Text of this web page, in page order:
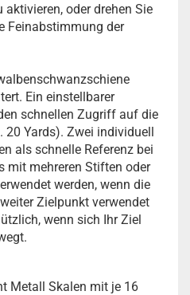
oder drehen Sie
Feinabstimmung der
Ein einstellbarer
schnellen Zugriff auf die
20 Yards). Zwei individuell
als schnelle Referenz bei
mit mehreren Stiften oder
werden, wenn die
Zielpunkt verwendet
wenn sich Ihr Ziel
Metall Skalen mit je 16